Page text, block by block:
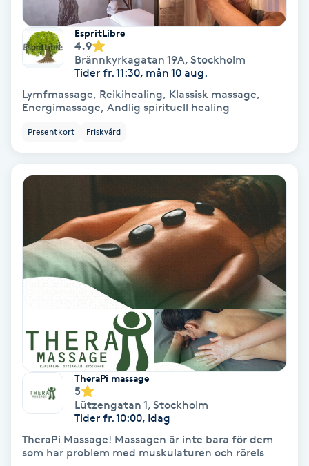
Svettbehandling
Tuina-massage
Taktil massage
Tandläkare
Tatueringsborttagning
Thaimassage
Toning
Torr hårbotten
Torrborstning
EspritLibre
4.9
Brännkyrkagatan 19A, Stockholm
Tider fr. 11:30, mån 10 aug.
Lymfmassage, Reikihealing, Klassisk massage,
Energimassage, Andlig spirituell healing
Presentkort Friskvård
TheraPi massage
5
Lützengatan 1, Stockholm
Tider fr. 10:00, Idag
TheraPi Massage! Massagen är inte bara för dem
som har problem med muskulaturen och rörels